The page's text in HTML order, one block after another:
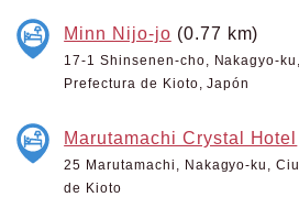
Minn Nijo-jo (0.77 km)
17-1 Shinsenen-cho, Nakagyo-
Prefectura de Kioto, Japón
Marutamachi Crystal Hotel
25 Marutamachi, Nakagyo-ku,
de Kioto